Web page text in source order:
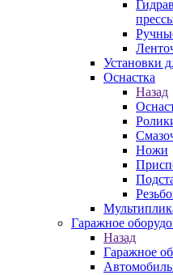
Установки
Оснастка
Назад
Ножи
Гаражное
Назад
Гаражное